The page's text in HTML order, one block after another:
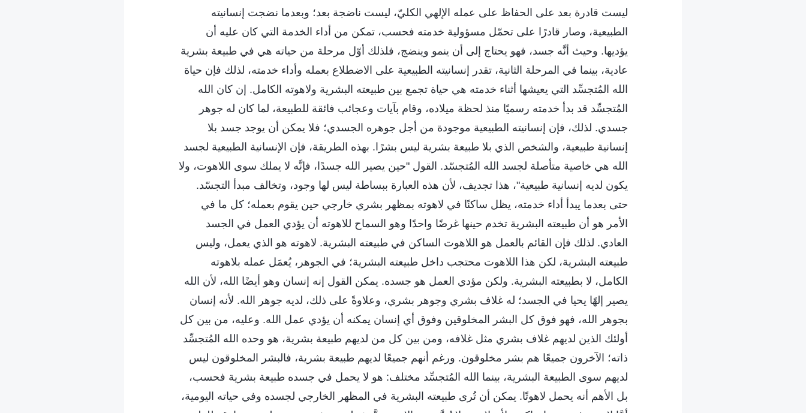
ليست قادرة بعد على الحفاظ على عمله الإلهي الكليّ، ليست ناضجة بعد؛ وبعدما نضجت إنسانيته
الطبيعية، وصار قادرًا على تحمّل مسؤولية خدمته فحسب، تمكن من أداء الخدمة التي كان عليه أن
يؤديها. وحيث أنَّه جسد، فهو يحتاج إلى أن ينمو وينضج، فلذلك أوّل مرحلة من حياته هي في طبيعة بشرية
عادية، بينما في المرحلة الثانية، تقدر إنسانيته الطبيعية على الاضطلاع بعمله وأداء خدمته، لذلك فإن حياة
الله المُتجسِّد التي يعيشها أثناء خدمته هي حياة تجمع بين طبيعته البشرية ولاهوته الكامل. إن كان الله
المُتجسِّد قد بدأ خدمته رسميًا منذ لحظة ميلاده، وقام بآيات وعجائب فائقة للطبيعة، لما كان له جوهر
جسدي. لذلك، فإن إنسانيته الطبيعية موجودة من أجل جوهره الجسدي؛ فلا يمكن أن يوجد جسد بلا
إنسانية طبيعية، والشخص الذي بلا طبيعة بشرية ليس بشرًا. بهذه الطريقة، فإن الإنسانية الطبيعية لجسد
الله هي خاصية متأصلة لجسد الله المُتجسّد. القول "حين يصير الله جسدًا، فإنَّه لا يملك سوى اللاهوت، ولا
يكون لديه إنسانية طبيعية"، هذا تجديف، لأن هذه العبارة ببساطة ليس لها وجود، وتخالف مبدأ التجسّد.
حتى بعدما يبدأ أداء خدمته، يظل ساكنًا في لاهوته بمظهر بشري خارجي حين يقوم بعمله؛ كل ما في
الأمر هو أن طبيعته البشرية تخدم حينها غرضًا واحدًا وهو السماح للاهوته أن يؤدي العمل في الجسد
العادي. لذلك فإن القائم بالعمل هو اللاهوت الساكن في طبيعته البشرية. لاهوته هو الذي يعمل، وليس
طبيعته البشرية، لكن هذا اللاهوت محتجب داخل طبيعته البشرية؛ في الجوهر، يُعمَل عمله بلاهوته
الكامل، لا بطبيعته البشرية. ولكن مؤدي العمل هو جسده. يمكن القول إنه إنسان وهو أيضًا الله، لأن الله
يصير إلهًا يحيا في الجسد؛ له غلاف بشري وجوهر بشري، وعلاوةً على ذلك، لديه جوهر الله. لأنه إنسان
بجوهر الله، فهو فوق كل البشر المخلوقين وفوق أي إنسان يمكنه أن يؤدي عمل الله. وعليه، من بين كل
أولئك الذين لديهم غلاف بشري مثل غلافه، ومن بين كل من لديهم طبيعة بشرية، هو وحده الله المُتجسِّد
ذاته؛ الآخرون جميعًا هم بشر مخلوقون. ورغم أنهم جميعًا لديهم طبيعة بشرية، فالبشر المخلوقون ليس
لديهم سوى الطبيعة البشرية، بينما الله المُتجسِّد مختلف: هو لا يحمل في جسده طبيعة بشرية فحسب،
بل الأهم أنه يحمل لاهوتًا. يمكن أن تُرى طبيعته البشرية في المظهر الخارجي لجسده وفي حياته اليومية،